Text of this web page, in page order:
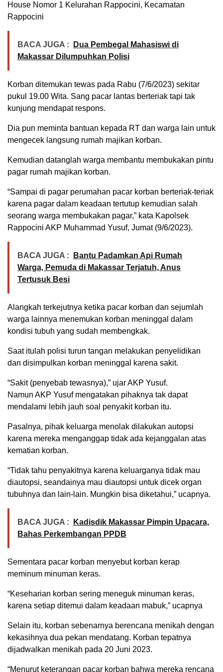
House Nomor 1 Kelurahan Rappocini, Kecamatan
Rappocini
BACA JUGA :
Dua Pembegal Mahasiswi di
Makassar Dilumpuhkan Polisi
Korban ditemukan tewas pada Rabu (7/6/2023) sekitar
pukul 19.00 Wita. Sang pacar lantas berteriak tapi tak
kunjung mendapat respons.
Dia pun meminta bantuan kepada RT dan warga lain untuk
mengecek langsung rumah majikan korban.
Kemudian datanglah warga membantu membukakan pintu
pagar rumah majikan korban.
“Sampai di pagar perumahan pacar korban berteriak-teriak
karena pagar dalam keadaan tertutup kemudian salah
seorang warga membukakan pagar,” kata Kapolsek
Rappocini AKP Muhammad Yusuf, Jumat (9/6/2023).
BACA JUGA :
Bantu Padamkan Api Rumah
Warga, Pemuda di Makassar Terjatuh, Anus
Tertusuk Besi
Alangkah terkejutnya ketika pacar korban dan sejumlah
warga lainnya menemukan korban meninggal dalam
kondisi tubuh yang sudah membengkak.
Saat itulah polisi turun tangan melakukan penyelidikan
dan disimpulkan korban meninggal karena sakit.
“Sakit (penyebab tewasnya),” ujar AKP Yusuf.
Namun AKP Yusuf mengatakan pihaknya tak dapat
mendalami lebih jauh soal penyakit korban itu.
Pasalnya, pihak keluarga menolak dilakukan autopsi
karena mereka menganggap tidak ada kejanggalan atas
kematian korban.
“Tidak tahu penyakitnya karena keluarganya tidak mau
diautopsi, seandainya mau diautopsi untuk dicek organ
tubuhnya dan lain-lain. Mungkin bisa diketahui,” ucapnya.
BACA JUGA :
Kadisdik Makassar Pimpin Upacara,
Bahas Perkembangan PPDB
Sementara pacar korban menyebut korban kerap
meminum minuman keras.
“Keseharian korban sering meneguk minuman keras,
karena setiap ditemui dalam keadaan mabuk,” ucapnya
Selain itu, korban sebenarnya berencana menikah dengan
kekasihnya dua pekan mendatang. Korban tepatnya
dijadwalkan menikah pada 20 Juni 2023.
“Menurut keterangan pacar korban bahwa mereka rencana